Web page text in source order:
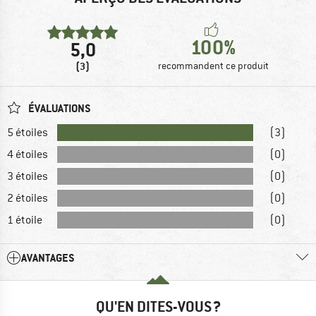
5,0
(3)
100%
recommandent ce produit
ÉVALUATIONS
5 étoiles
(3)
4 étoiles
(0)
3 étoiles
(0)
2 étoiles
(0)
1 étoile
(0)
AVANTAGES
QU'EN DITES-VOUS ?